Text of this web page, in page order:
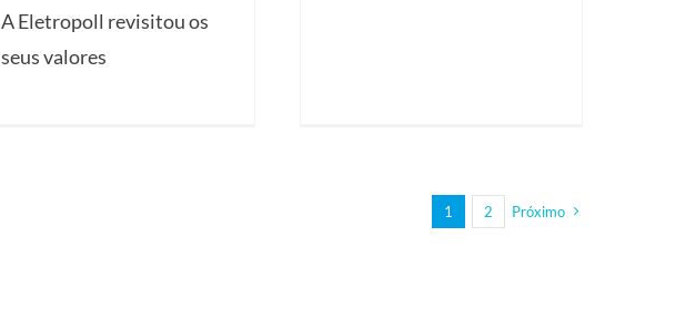
A Eletropoll revisitou os
seus valores
1 2 Próximo